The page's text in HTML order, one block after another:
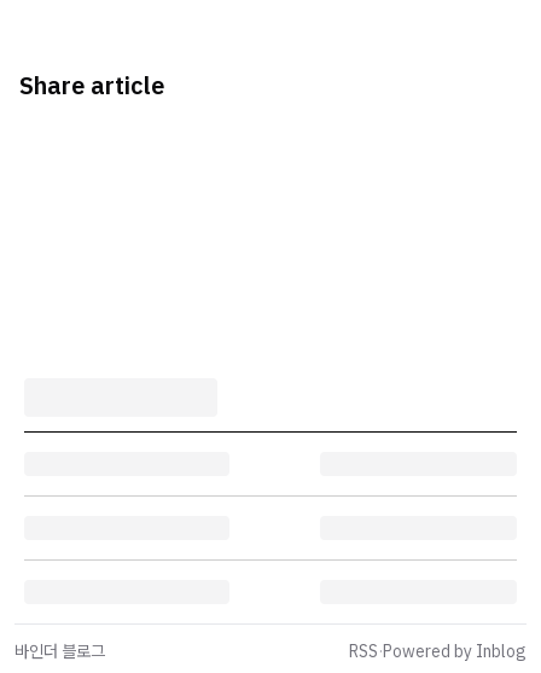
Share article
바인더 블로그 RSS·Powered by Inblog